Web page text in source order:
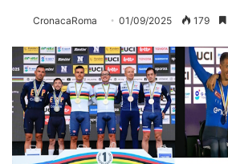
CronacaRoma 01/09/2025 179